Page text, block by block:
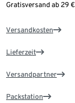
Gratisversand ab 29
Versandkosten
Lieferzeit
Versandpartner
Packstation